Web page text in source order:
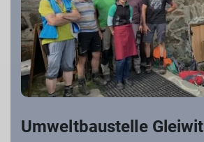
Umweltbaustelle